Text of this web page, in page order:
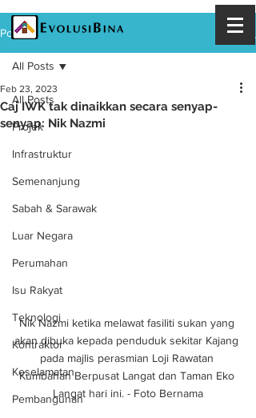
Post
All Posts
Projek
Infrastruktur
Semenanjung
Sabah & Sarawak
Luar Negara
Perumahan
Isu Rakyat
Teknologi
Kontraktor
Keselamatan
Pembangunan
All Posts
Caj IWK tak dinaikkan secara senyap-
senyap: Nik Nazmi
Feb 23, 2023
Nik Nazmi ketika melawat fasiliti sukan yang
akan dibuka kepada penduduk sekitar Kajang
pada majlis perasmian Loji Rawatan
Kumbahan Berpusat Langat dan Taman Eko
Langat hari ini. - Foto Bernama